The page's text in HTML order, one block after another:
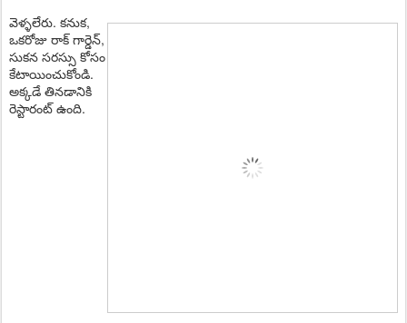
వెళ్ళలేరు. కనుక,
ఒకరోజు రాక్ గార్డెన్,
సుకన సరస్సు కోసం
కేటాయించుకోండి.
అక్కడే తినడానికి
రెస్టారంట్ ఉంది.